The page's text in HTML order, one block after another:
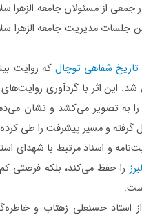
از مسئولان جامعه الزهرا
جلسات مدیریت جامعه الزهرا
تاریخ شفاهی توچال که روایت
این اثر با گردآوری
به تصویر می‌کشد و نشان
و مسیر پیشرفت را طی
با اشاره به جمع‌آوری بیش از ۴ هزار وصیت‌نامه و اسناد مرتبط
را حفظ می‌کند، بلکه فرصتی
استاد حسنعلی زهتاب و